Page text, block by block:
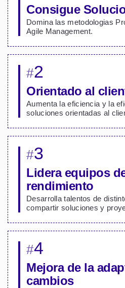
Consigue
Domina las metodologias
Agile Management.
#2
Orientado al
Aumenta la eficiencia y la
soluciones orientadas al
#3
Lidera equipos
rendimiento
Desarrolla talentos de
compartir soluciones y
#4
Mejora de la
cambios